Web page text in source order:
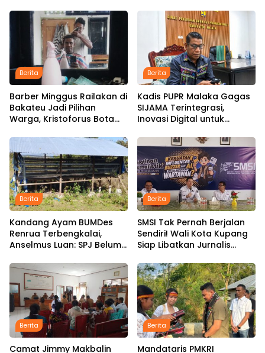
Berita
Barber Minggus Railakan di
Bakateu Jadi Pilihan
Warga, Kristoforus Bota
Rambut dengan Tarif Rp15
Ribu per Kepala
Berita
Kadis PUPR Malaka Gagas
SIJAMA Terintegrasi,
Inovasi Digital untuk
Infrastruktur
Berita
Kandang Ayam BUMDes
Renrua Terbengkalai,
Anselmus Luan: SPJ Belum
Desa Sejak Januari Belum
Dibayar
Berita
SMSI Tak Pernah Berjalan
Sendiri! Wali Kota Kupang
Siap Libatkan Jurnalis
Pemkot
Berita
Camat Jimmy Makbalin
Berita
Mandataris PMKRI